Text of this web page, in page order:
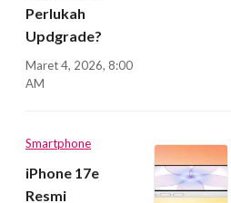
Perlukah
Updgrade?
Maret 4, 2026, 8:00
AM
Smartphone
iPhone 17e
Resmi